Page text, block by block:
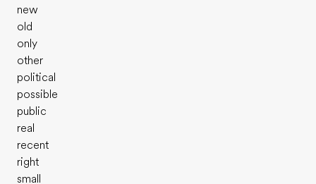
new
old
only
other
political
possible
public
real
recent
right
small